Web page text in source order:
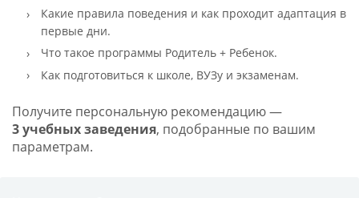
Какие правила поведения и как проходит адаптация в
первые дни.
Что такое программы Родитель + Ребенок.
Как подготовиться к школе, ВУЗу и экзаменам.
Получите персональную рекомендацию —
3 учебных заведения, подобранные по вашим
параметрам.